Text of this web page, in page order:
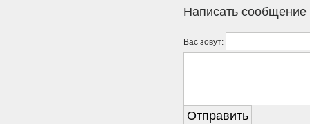
Написать сообщение
Вас зовут: